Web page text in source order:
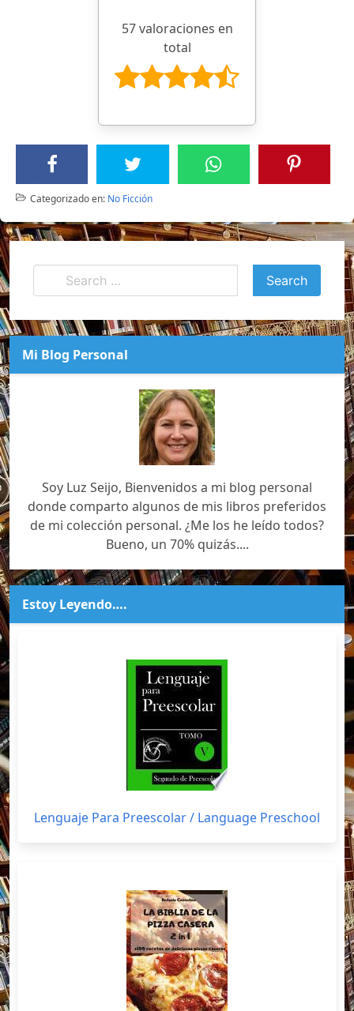
57 valoraciones en
total
Categorizado en: No Ficción
Mi Blog Personal
Soy Luz Seijo, Bienvenidos a mi blog personal
donde comparto algunos de mis libros preferidos
de mi colección personal. ¿Me los he leído todos?
Bueno, un 70% quizás....
Estoy Leyendo….
Lenguaje Para Preescolar / Language Preschool